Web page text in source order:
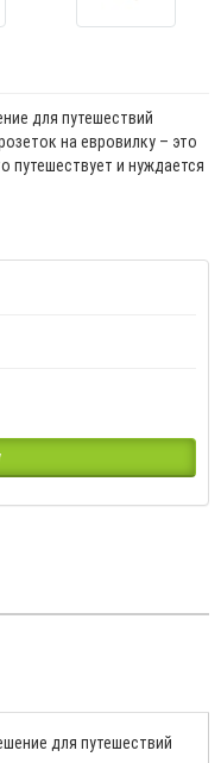
для путешествий
на евровилку – это
путешествует и нуждается
для путешествий